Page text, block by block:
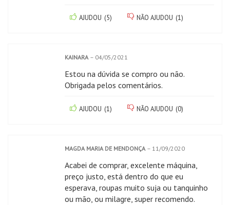
AJUDOU (5) NÃO AJUDOU (1)
KAINARA – 04/05/2021
Estou na dúvida se compro ou não.
Obrigada pelos comentários.
AJUDOU (1) NÃO AJUDOU (0)
MAGDA MARIA DE MENDONÇA – 11/09/2020
Acabei de comprar, excelente máquina,
preço justo, está dentro do que eu
esperava, roupas muito suja ou tanquinho
ou mão, ou milagre, super recomendo.